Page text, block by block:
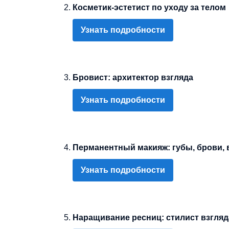
Косметик-эстетист по уходу за телом
Узнать подробности
Бровист: архитектор взгляда
Узнать подробности
Перманентный макияж: губы, брови,
Узнать подробности
Наращивание ресниц: стилист